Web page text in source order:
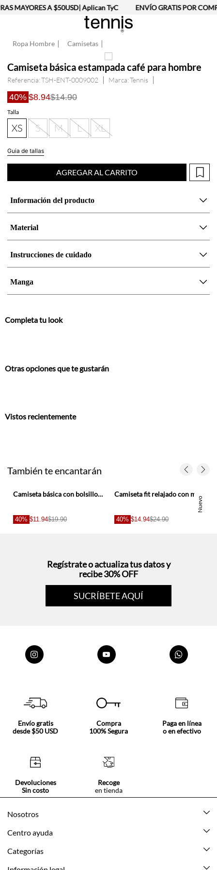
MAYORES A $50USD| Aplican TyC ENVÍO GRATIS POR
Ropa Hombre Camisetas
Camiseta básica estampada café para hombre
Referencia:TSH-ENT-0009002 Tennis
40% $8.94$14.90
Talla
XS S M L XL
Guia de tallas
AGREGAR AL CARRITO
Información del producto
Material
Instrucciones de cuidado
Manga
Completa tu look
Otras opciones que te gustarán
Vistos recientemente
También te encantarán
Camiseta básica con bolsillo y estampado café para hombre
40% $11.94$19.90
Nuevo
Camiseta fit relajado con mini ícono al pecho en algodón verde salvia para hombre
40% $14.94$24.90
Regístrate o actualiza tus datos y
recibe 30% OFF
SUCRÍBETE AQUÍ
Envío gratis
desde $50 USD
Compra
100% Segura
Paga en línea
o en efectivo
Devoluciones
Sin costo
Recoge
en tienda
Nosotros
Acerca de Tennis
Centro ayuda
Mis pedidos
Categorías
Nuevo